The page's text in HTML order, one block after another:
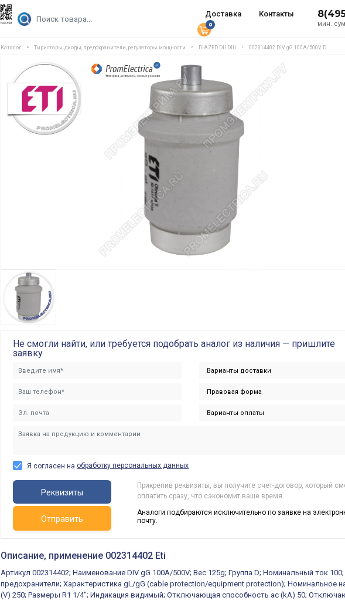
Доставка Контакты
мин.
0
Каталог Тиристоры, диоды, предохранители, регуляторы мощности DIAZED DII DIII 002314402 DIV gG 100A/500V D
Не смогли найти, или требуется подобрать аналог из наличия — пришлите
заявку
Я согласен на обработку персональных данных
Реквизиты
Прикрепив реквизиты, вы получите счет-договор, который
оплатить сразу, что сэкономит ваше время.
Отправить
Аналоги подбираются исключительно по заявке на
почту.
Описание, применение 002314402 Eti
Артикул 002314402; Наименование DIV gG 100A/500V; Вес 125g; Группа D; Номинальный ток
предохранители; Характеристика gL/gG (cable protection/equipment protection); Номинальное
(V) 250; Размеры R1 1/4"; Индикация видимый; Отключающая способность ac (kA) 50;